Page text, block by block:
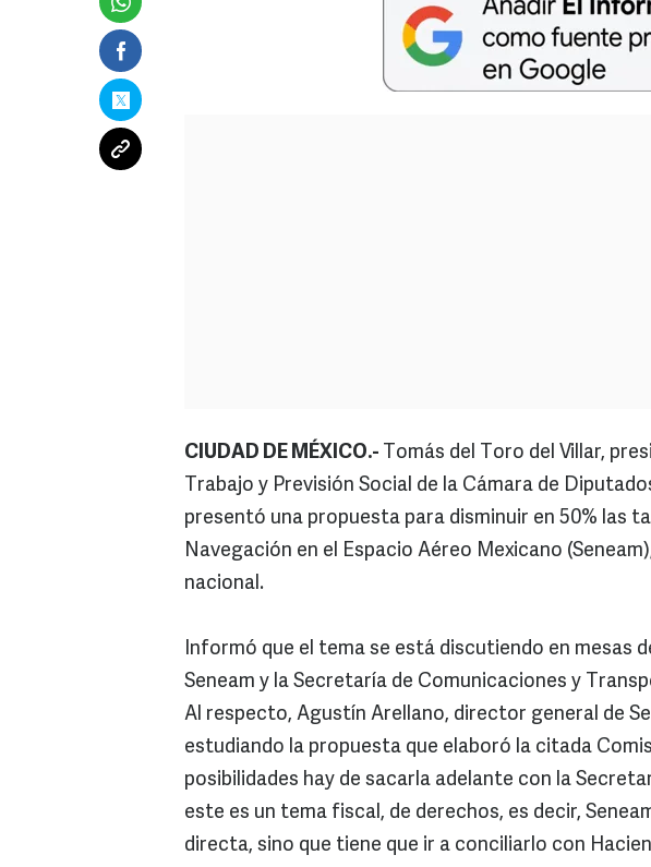
CIUDAD DE MÉXICO.- Tomás del Toro del Villar,
Trabajo y Previsión Social de la Cámara de
presentó una propuesta para disminuir en 50% las
Navegación en el Espacio Aéreo Mexicano
nacional.
Informó que el tema se está discutiendo en mesas
Seneam y la Secretaría de Comunicaciones y
Al respecto, Agustín Arellano, director general de
estudiando la propuesta que elaboró la citada
posibilidades hay de sacarla adelante con la
este es un tema fiscal, de derechos, es decir,
directa, sino que tiene que ir a conciliarlo con